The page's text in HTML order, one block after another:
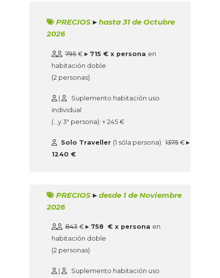
PRECIOS ▸ hasta 31 de Octubre
2026
795€▸ 715 € x persona en
habitación doble
(2 personas)
|
Suplemento habitación uso
individual
(…y 3ª persona): + 245 €
Solo Traveller (1 sóla persona):1375€ ▸
1240 €
PRECIOS ▸ desde 1 de Noviembre
2026
843€ ▸ 758 € x persona en
habitación doble
(2 personas)
|
Suplemento habitación uso